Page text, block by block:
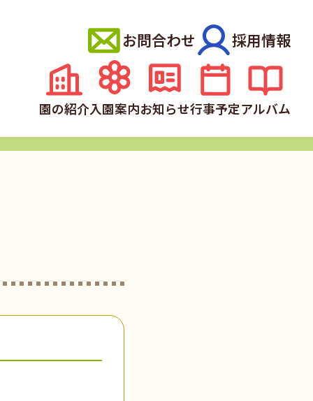
園の紹介入園案内お知らせ行事予定アルバム
お問合わせ 採用情報